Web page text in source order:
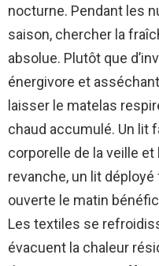
nocturne. Pendant les
saison, chercher la
absolue. Plutôt que
énergivore et
laisser le matelas
chaud accumulé. Un lit
corporelle de la veille
revanche, un lit
ouverte le matin
Les textiles se
évacuent la chaleur